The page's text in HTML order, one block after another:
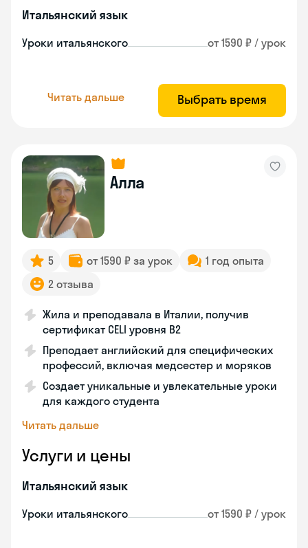
Итальянский язык
Уроки итальянского от 1590 ₽ / урок
Читать дальше Выбрать время
Алла
5 от 1590 ₽ за урок
1 год опыта
2 отзыва
Жила и преподавала в Италии, получив
сертификат CELI уровня В2
Преподает английский для специфических
профессий, включая медсестер и моряков
Создает уникальные и увлекательные уроки
для каждого студента
Читать дальше
Услуги и цены
Итальянский язык
Уроки итальянского от 1590 ₽ / урок